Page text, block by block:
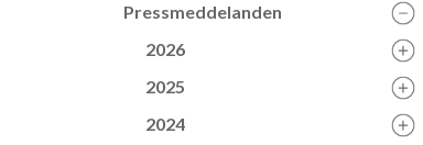
Pressmeddelanden
2026
2025
2024